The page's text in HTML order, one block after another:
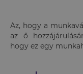
Az, hogy a
az ő
hogy ez egy